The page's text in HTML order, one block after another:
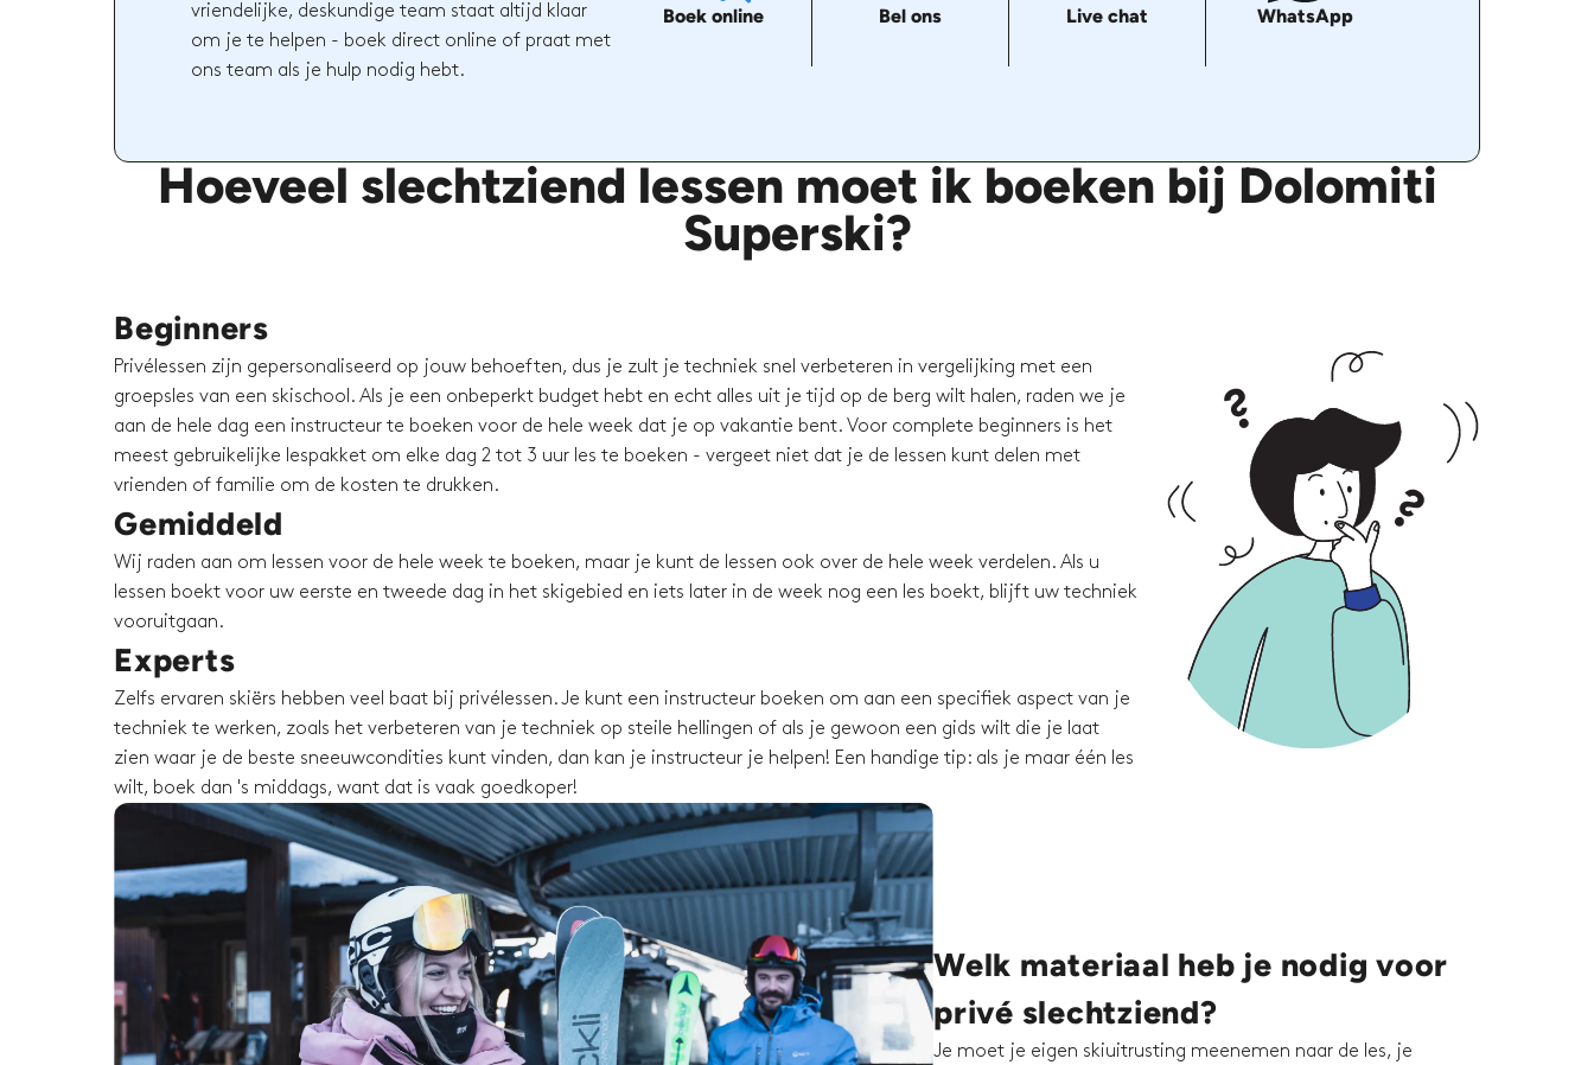
vriendelijke, deskundige team staat altijd klaar
om je te helpen - boek direct online of praat met
ons team als je hulp nodig hebt.
Boek online Bel ons Live chat WhatsApp
Hoeveel slechtziend lessen moet ik boeken bij Dolomiti
Superski?
Beginners
Privélessen zijn gepersonaliseerd op jouw behoeften, dus je zult je techniek snel verbeteren in vergelijking met een
groepsles van een skischool. Als je een onbeperkt budget hebt en echt alles uit je tijd op de berg wilt halen, raden we je
aan de hele dag een instructeur te boeken voor de hele week dat je op vakantie bent. Voor complete beginners is het
meest gebruikelijke lespakket om elke dag 2 tot 3 uur les te boeken - vergeet niet dat je de lessen kunt delen met
vrienden of familie om de kosten te drukken.
Gemiddeld
Wij raden aan om lessen voor de hele week te boeken, maar je kunt de lessen ook over de hele week verdelen. Als u
lessen boekt voor uw eerste en tweede dag in het skigebied en iets later in de week nog een les boekt, blijft uw techniek
vooruitgaan.
Experts
Zelfs ervaren skiërs hebben veel baat bij privélessen. Je kunt een instructeur boeken om aan een specifiek aspect van je
techniek te werken, zoals het verbeteren van je techniek op steile hellingen of als je gewoon een gids wilt die je laat
zien waar je de beste sneeuwcondities kunt vinden, dan kan je instructeur je helpen! Een handige tip: als je maar één les
wilt, boek dan 's middags, want dat is vaak goedkoper!
Welk materiaal heb je nodig voor
privé slechtziend?
Je moet je eigen skiuitrusting meenemen naar de les, je